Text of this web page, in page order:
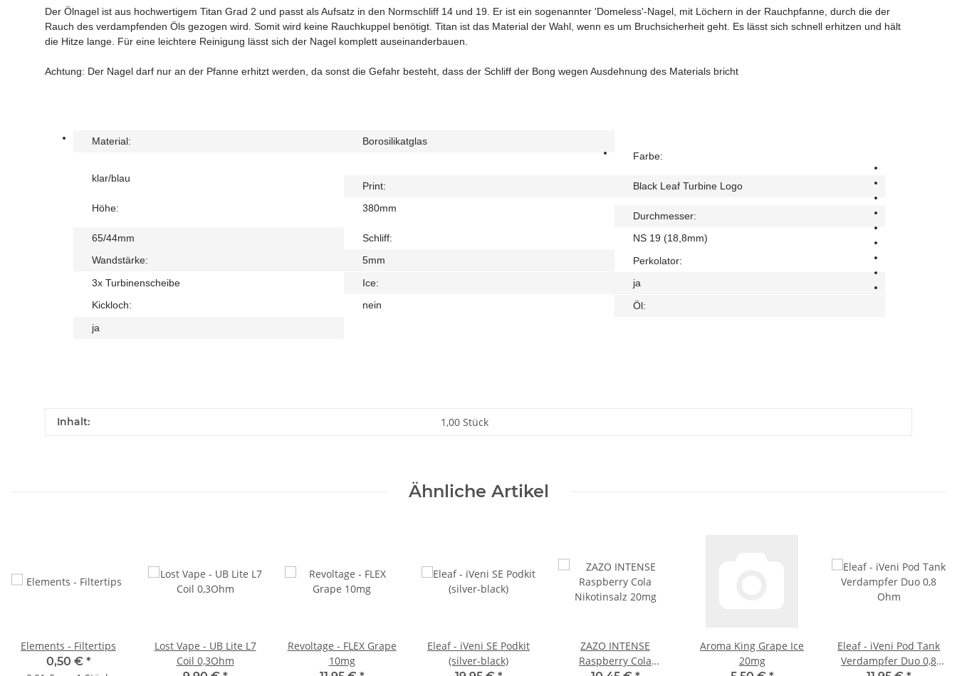
Der Ölnagel ist aus hochwertigem Titan Grad 2 und passt als Aufsatz in den Normschliff 14 und 19. Er ist ein sogenannter 'Domeless'-Nagel, mit Löchern in der Rauchpfanne, durch die der
Rauch des verdampfenden Öls gezogen wird. Somit wird keine Rauchkuppel benötigt. Titan ist das Material der Wahl, wenn es um Bruchsicherheit geht. Es lässt sich schnell erhitzen und hält
die Hitze lange. Für eine leichtere Reinigung lässt sich der Nagel komplett auseinanderbauen.
Achtung: Der Nagel darf nur an der Pfanne erhitzt werden, da sonst die Gefahr besteht, dass der Schliff der Bong wegen Ausdehnung des Materials bricht
Material:
Borosilikatglas
Farbe:
klar/blau
Print:
Black Leaf Turbine Logo
Höhe:
380mm
Durchmesser:
65/44mm
Schliff:
NS 19 (18,8mm)
Wandstärke:
5mm
Perkolator:
3x Turbinenscheibe
Ice:
ja
Kickloch:
nein
Öl:
ja
Inhalt: 1,00 Stück
Ähnliche Artikel
Elements - Filtertips
0,50 € *
Lost Vape - UB Lite L7
Coil 0,3Ohm
Revoltage - FLEX Grape
10mg
Eleaf - iVeni SE Podkit
(silver-black)
ZAZO INTENSE
Raspberry Cola
Aroma King Grape Ice
20mg
Eleaf - iVeni Pod Tank
Verdampfer Duo 0,8